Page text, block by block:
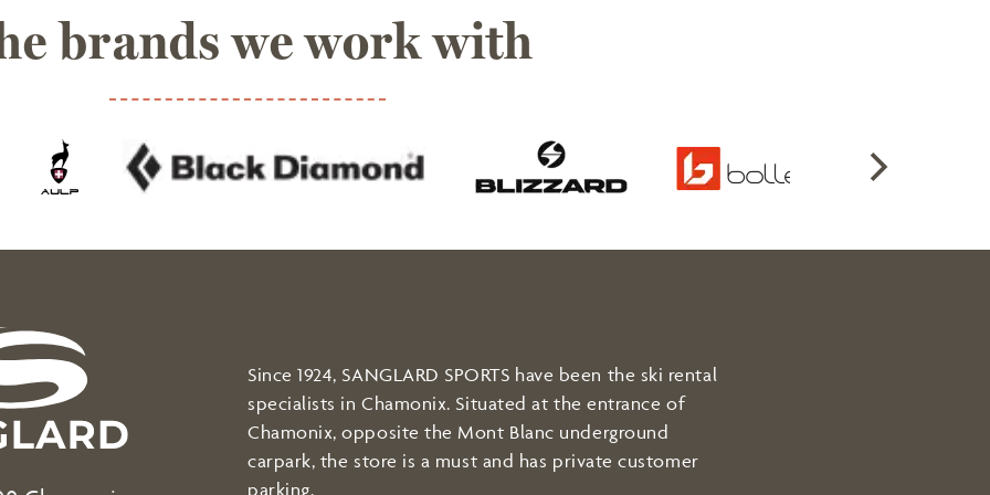
brands we work with
Since 1924, SANGLARD SPORTS have been the ski rental
specialists in Chamonix. Situated at the entrance of
Chamonix, opposite the Mont Blanc underground
carpark, the store is a must and has private customer
parking.